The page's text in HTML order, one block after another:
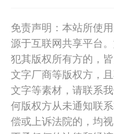
免责声明：本站所使
源于互联网共享平台
犯其版权所有方的，
文字厂商等版权方，
文字等素材，请联系
何版权方从未通知联
偿或上诉法院的，均